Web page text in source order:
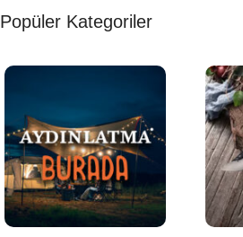
KAHVE KEYFİ
Kahvemizi Denediniz mi ?
Keşfet
Popüler Kategoriler